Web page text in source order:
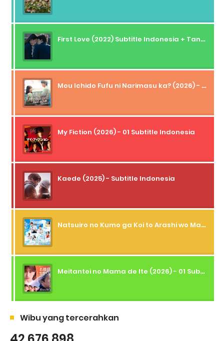
First Love (2022) Subtitle Indonesia + Tanpa Iklan + Streaming + 1080p
Mou Ichido Fufu ni Narimasu ka? (2026) - 01 Subtitle Indonesia
My Fiction (2026) - 01 Subtitle Indonesia
Kaede (2025) - Subtitle Indonesia
Natsuiro no Kumo ga Koi to Arashi wo Makiokosu (2026) - 01 Subtitle Indonesia
Meitantei no Mama de Ite (2026) - 01 Subtitle Indonesia
Wibu yang tercerahkan